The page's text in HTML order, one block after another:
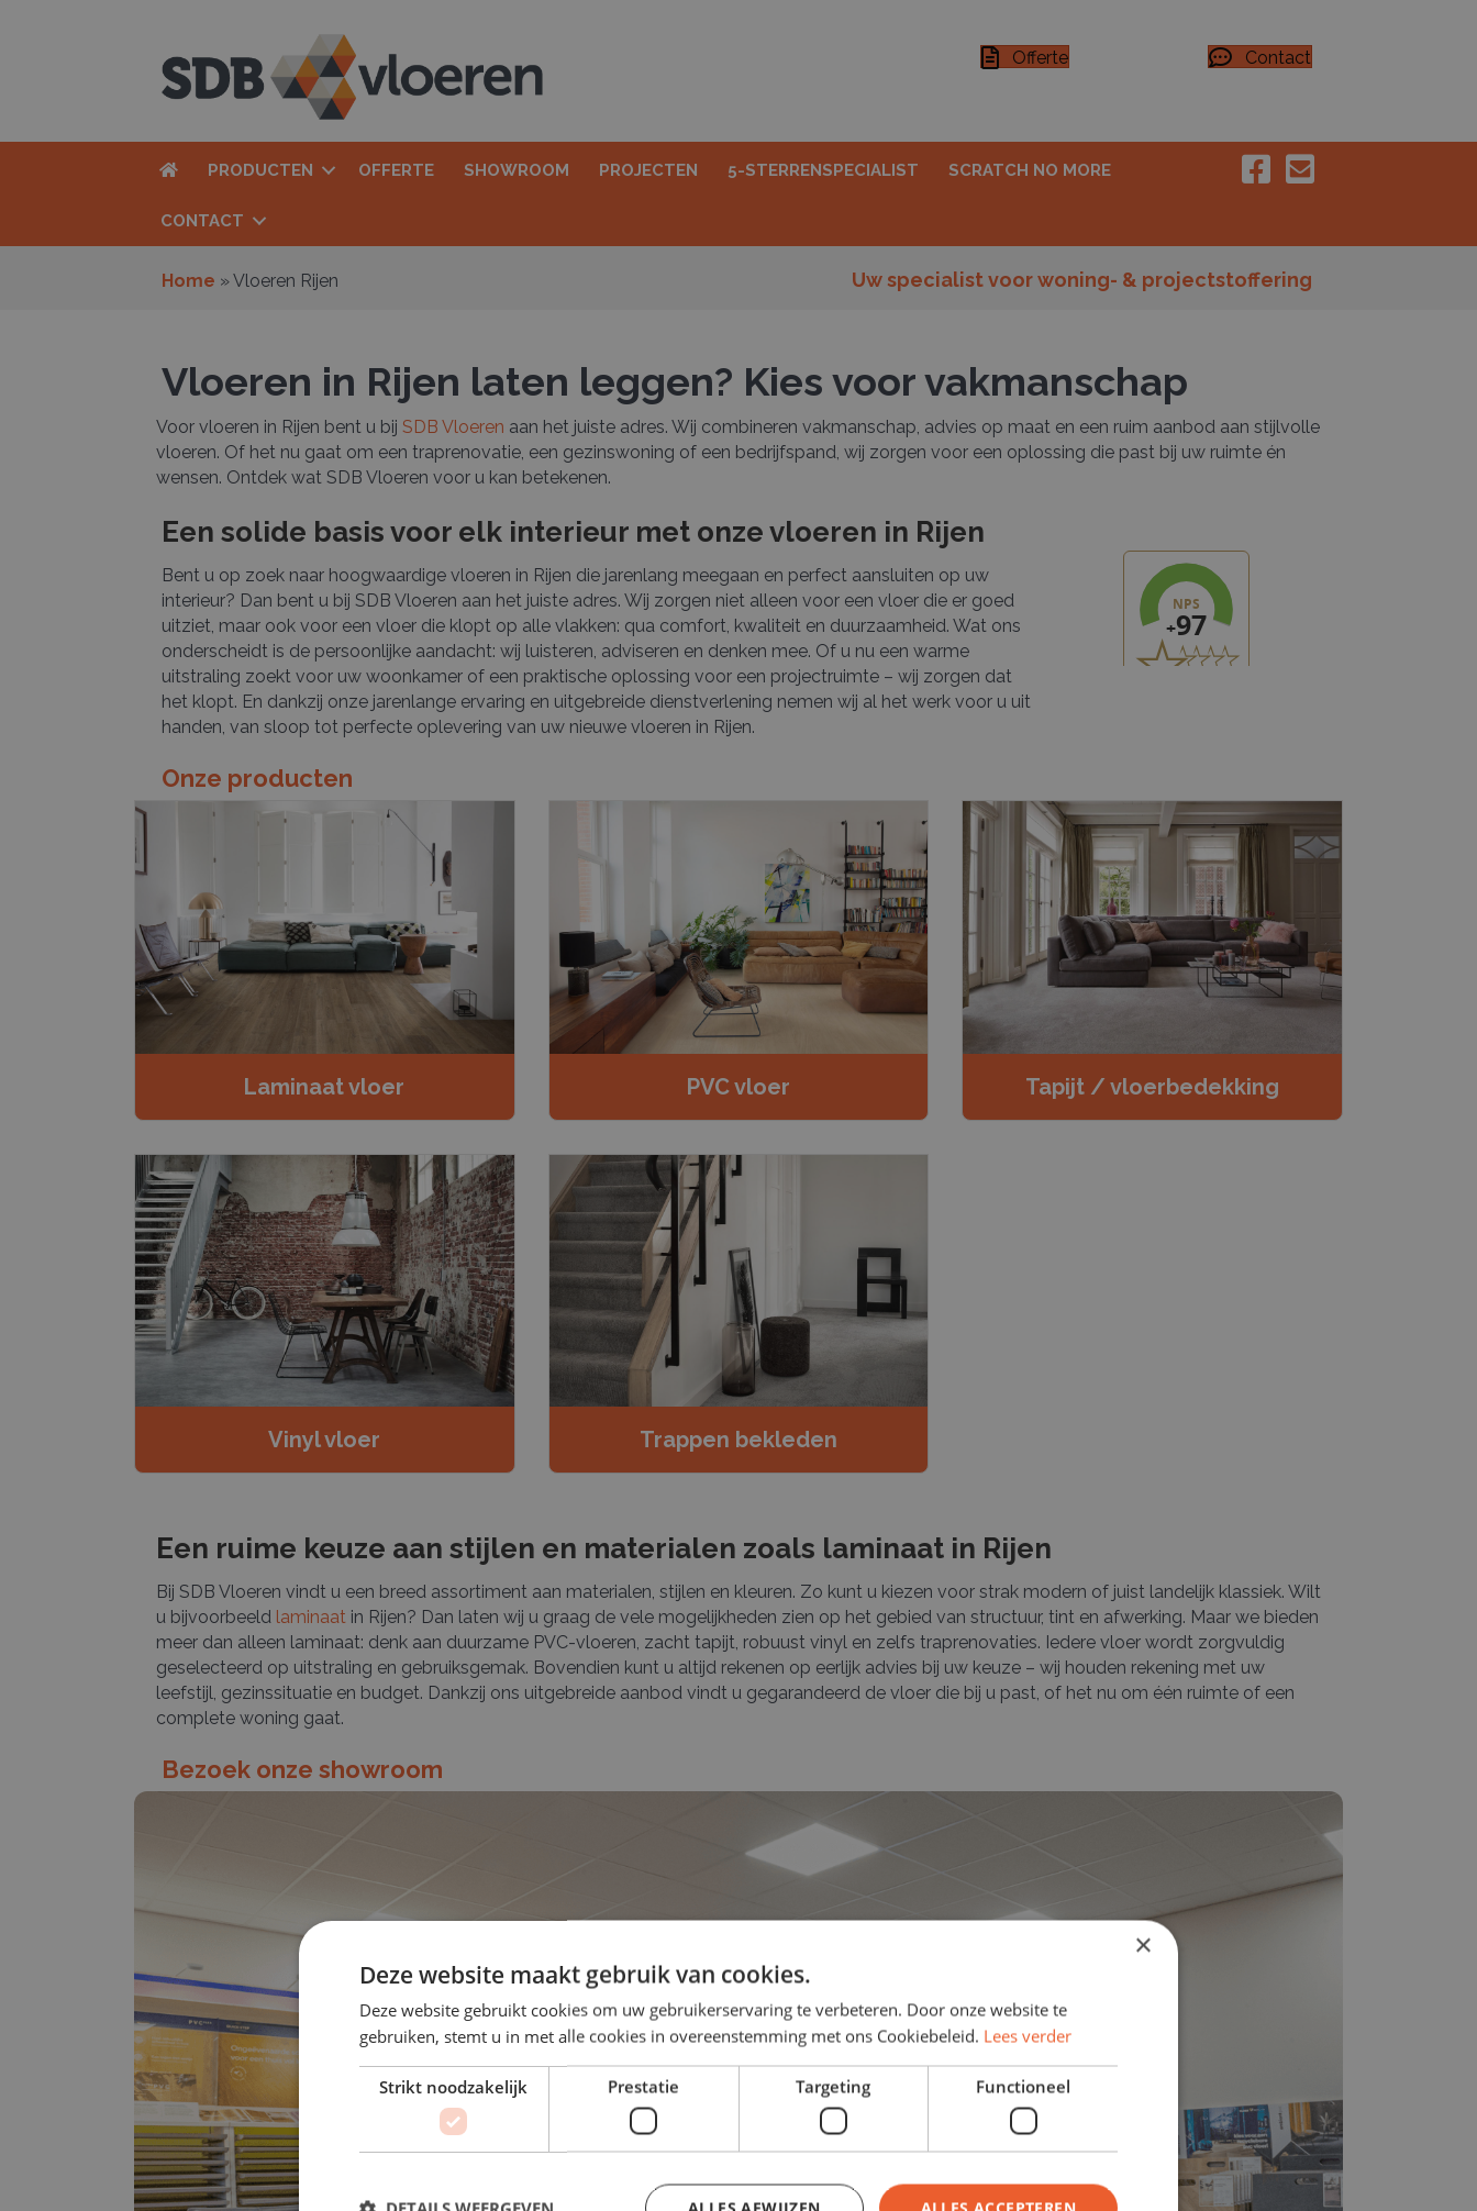
Offerte Contact
PRODUCTEN OFFERTE SHOWROOM PROJECTEN 5-STERRENSPECIALIST SCRATCH NO MORE
CONTACT
Home »Vloeren Rijen Uw specialist voor woning- & projectstoffering
Vloeren in Rijen laten leggen? Kies voor vakmanschap
Voor vloeren in Rijen bent u bij SDB Vloeren aan het juiste adres. Wij combineren vakmanschap, advies op maat en een ruim aanbod aan stijlvolle
vloeren. Of het nu gaat om een traprenovatie, een gezinswoning of een bedrijfspand, wij zorgen voor een oplossing die past bij uw ruimte én
wensen. Ontdek wat SDB Vloeren voor u kan betekenen.
Een solide basis voor elk interieur met onze vloeren in Rijen
Bent u op zoek naar hoogwaardige vloeren in Rijen die jarenlang meegaan en perfect aansluiten op uw
interieur? Dan bent u bij SDB Vloeren aan het juiste adres. Wij zorgen niet alleen voor een vloer die er goed
uitziet, maar ook voor een vloer die klopt op alle vlakken: qua comfort, kwaliteit en duurzaamheid. Wat ons
onderscheidt is de persoonlijke aandacht: wij luisteren, adviseren en denken mee. Of u nu een warme
uitstraling zoekt voor uw woonkamer of een praktische oplossing voor een projectruimte – wij zorgen dat
het klopt. En dankzij onze jarenlange ervaring en uitgebreide dienstverlening nemen wij al het werk voor u uit
handen, van sloop tot perfecte oplevering van uw nieuwe vloeren in Rijen.
Onze producten
Laminaat vloer PVC vloer Tapijt / vloerbedekking
Vinyl vloer Trappen bekleden
Een ruime keuze aan stijlen en materialen zoals laminaat in Rijen
Bij SDB Vloeren vindt u een breed assortiment aan materialen, stijlen en kleuren. Zo kunt u kiezen voor strak modern of juist landelijk klassiek. Wilt
u bijvoorbeeld laminaat in Rijen? Dan laten wij u graag de vele mogelijkheden zien op het gebied van structuur, tint en afwerking. Maar we bieden
meer dan alleen laminaat: denk aan duurzame PVC-vloeren, zacht tapijt, robuust vinyl en zelfs traprenovaties. Iedere vloer wordt zorgvuldig
geselecteerd op uitstraling en gebruiksgemak. Bovendien kunt u altijd rekenen op eerlijk advies bij uw keuze – wij houden rekening met uw
leefstijl, gezinssituatie en budget. Dankzij ons uitgebreide aanbod vindt u gegarandeerd de vloer die bij u past, of het nu om één ruimte of een
complete woning gaat.
Bezoek onze showroom
×
Deze website maakt gebruik van cookies.
Deze website gebruikt cookies om uw gebruikerservaring te verbeteren. Door onze website te
gebruiken, stemt u in met alle cookies in overeenstemming met ons Cookiebeleid. Lees verder
Strikt noodzakelijk Prestatie Targeting Functioneel